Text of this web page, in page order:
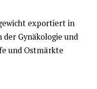
exportiert in
Gynäkologie und
und Ostmärkte